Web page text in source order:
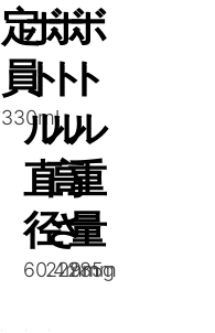
定
員
330ml
ボ
ト
ル
直
径
60.4mm
ボ
ト
ル
高
さ
229mm
ボ
ト
ル
重
量
285g